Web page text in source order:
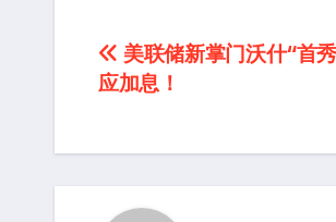
文
章
导
航
美联储新掌门沃什“首
应加息！